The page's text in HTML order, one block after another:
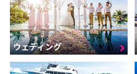
ウェディング